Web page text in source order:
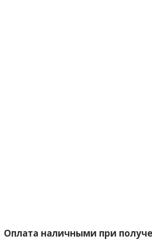
Оплата наличными при